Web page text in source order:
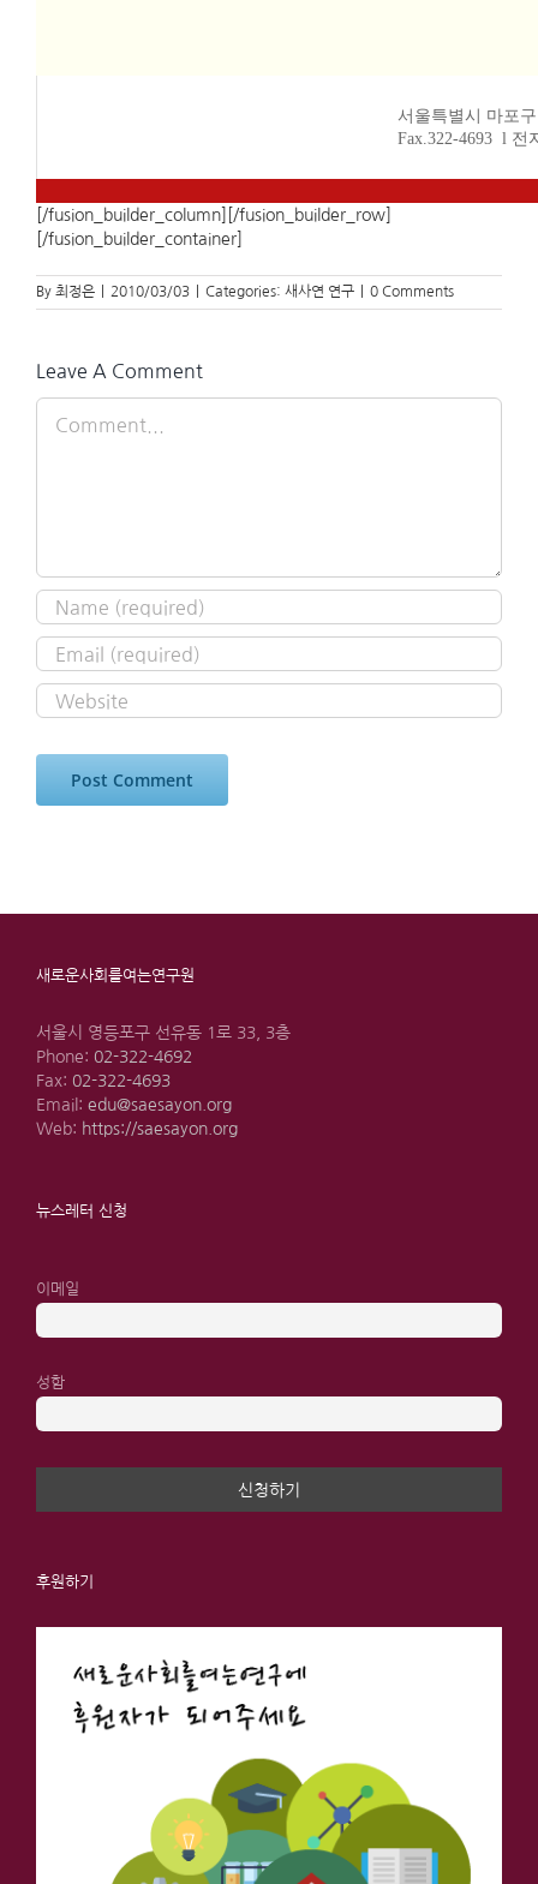
서울특별시 마포
Fax.322-4693 l 전
[/fusion_builder_column][/fusion_builder_row]
[/fusion_builder_container]
By 최정은 2010/03/03 Categories: 새사연 연구 0 Comments
Leave A Comment
새로운사회를여는연구원
서울시 영등포구 선유동 1로 33, 3층
Phone: 02-322-4692
Fax: 02-322-4693
Email: edu@saesayon.org
Web: https://saesayon.org
뉴스레터 신청
이메일
성함
후원하기